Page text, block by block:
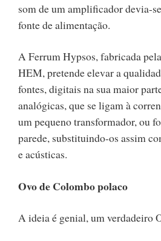
som de um amplificador devia-
fonte de alimentação.
A Ferrum Hypsos, fabricada
HEM, pretende elevar a
fontes, digitais na sua maior
analógicas, que se ligam à
um pequeno transformador, ou
parede, substituindo-os assim
e acústicas.
Ovo de Colombo polaco
A ideia é genial, um verdadeiro